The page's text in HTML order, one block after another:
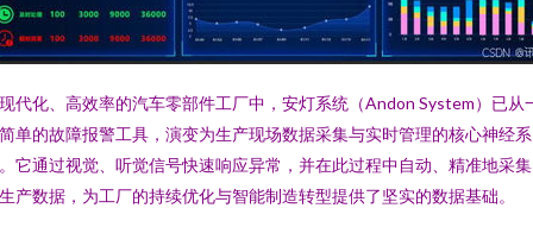
代化、高效率的汽车零部件工厂中，安灯系统（Andon System）已从
单的故障报警工具，演变为生产现场数据采集与实时管理的核心神经系
它通过视觉、听觉信号快速响应异常，并在此过程中自动、精准地采
产数据，为工厂的持续优化与智能制造转型提供了坚实的数据基础。